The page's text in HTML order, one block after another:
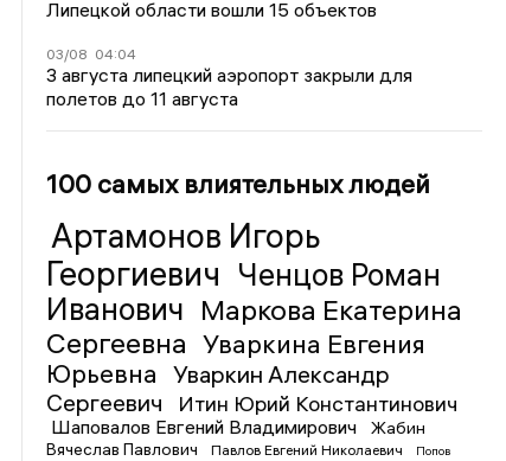
Липецкой области вошли 15 объектов
03/08 04:04
3 августа липецкий аэропорт закрыли для
полетов до 11 августа
100 самых влиятельных людей
Артамонов Игорь
Георгиевич Ченцов Роман
Иванович Маркова Екатерина
Сергеевна Уваркина Евгения
Юрьевна
Уваркин Александр
Сергеевич
Итин Юрий Константинович
Шаповалов Евгений Владимирович
Жабин
Вячеслав Павлович
Павлов Евгений Николаевич
Попов